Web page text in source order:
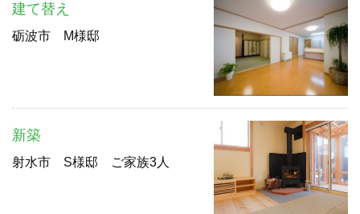
建て替え
砺波市 M様邸
新築
射水市 S様邸 ご家族3人